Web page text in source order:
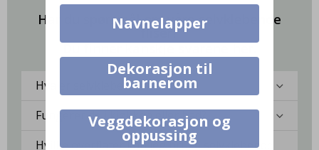
Har du spørsmål om våre selvklebende
fliser?
Du finner kanskje svarene her.
Hva er selvklebende fliser?
Fungerer de i kjøkken eller bad?
Hvilke overflater kan jeg bruke selvklebende
Navnelapper
Dekorasjon til
barnerom
Veggdekorasjon og
oppussing